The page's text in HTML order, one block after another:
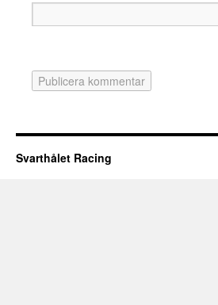
Svarthålet Racing